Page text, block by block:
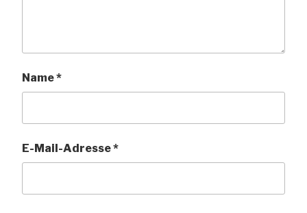
Name*
E-Mail-Adresse*